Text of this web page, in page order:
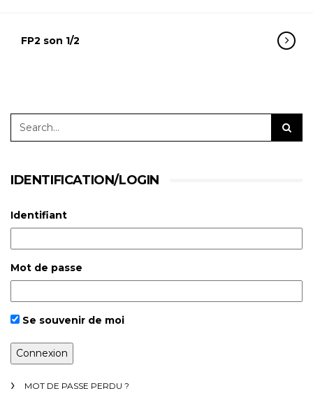
FP2 son 1/2
IDENTIFICATION/LOGIN
Identifiant
Mot de passe
Se souvenir de moi
MOT DE PASSE PERDU ?